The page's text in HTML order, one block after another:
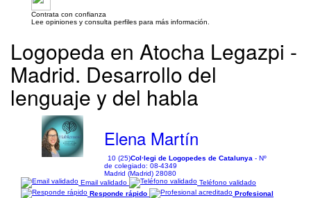
Contrata con confianza
Lee opiniones y consulta perfiles para más información.
Logopeda en Atocha Legazpi -
Madrid. Desarrollo del
lenguaje y del habla
Elena Martín
10 (25)Col·legi de Logopedes de Catalunya - Nº
de colegiado: 08-4349
Madrid (Madrid) 28080
Email validado
Teléfono validado
Responde rápido
Profesional